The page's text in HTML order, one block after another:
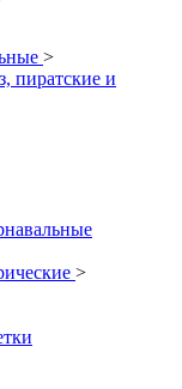
>
пиратские и
>